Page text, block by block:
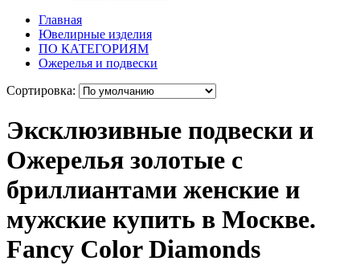
Главная
Ювелирные изделия
ПО КАТЕГОРИЯМ
Ожерелья и подвески
Сортировка:
Эксклюзивные подвески и
Ожерелья золотые с
бриллиантами женские и
мужские купить в Москве.
Fancy Color Diamonds